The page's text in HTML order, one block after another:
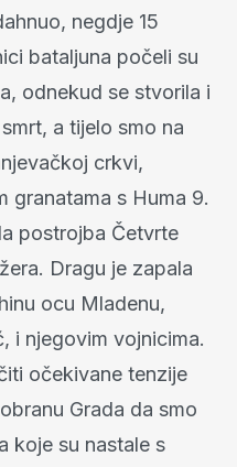
negdje 15
bataljuna počeli su
odnekud se stvorila i
a tijelo smo na
crkvi,
granatama s Huma 9.
postrojba Četvrte
Dragu je zapala
ocu Mladenu,
i njegovim vojnicima.
očekivane tenzije
Grada da smo
koje su nastale s